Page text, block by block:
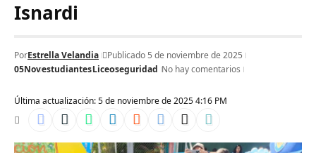
Isnardi
Última actualización: 5 de noviembre de 2025 4:16 PM
PorEstrella Velandia
Publicado 5 de noviembre de 2025
05NovestudiantesLiceoseguridad No hay comentarios